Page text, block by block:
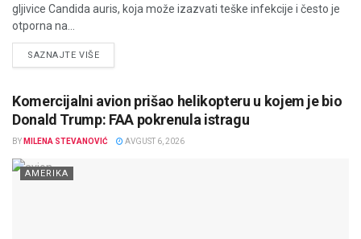
gljivice Candida auris, koja može izazvati teške infekcije i često je
otporna na...
SAZNAJTE VIŠEDETAILS
Komercijalni avion prišao helikopteru u kojem je bio
Donald Trump: FAA pokrenula istragu
BY MILENA STEVANOVIĆ AVGUST 6, 2026
AMERIKA